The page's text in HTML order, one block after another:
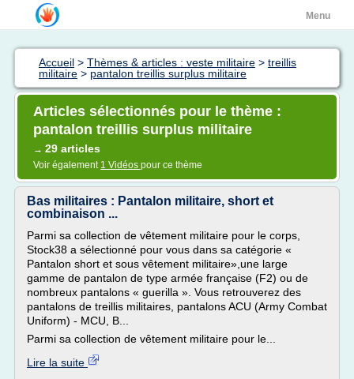
Menu
Accueil > Thèmes & articles : veste militaire > treillis
militaire > pantalon treillis surplus militaire
Articles sélectionnés pour le thème :
pantalon treillis surplus militaire
→ 29 articles
Voir également 1 Vidéos pour ce thème
Bas militaires : Pantalon militaire, short et
combinaison ...
Parmi sa collection de vêtement militaire pour le corps,
Stock38 a sélectionné pour vous dans sa catégorie «
Pantalon short et sous vêtement militaire»,une large
gamme de pantalon de type armée française (F2) ou de
nombreux pantalons « guerilla ». Vous retrouverez des
pantalons de treillis militaires, pantalons ACU (Army Combat
Uniform) - MCU, B...
Parmi sa collection de vêtement militaire pour le...
Lire la suite